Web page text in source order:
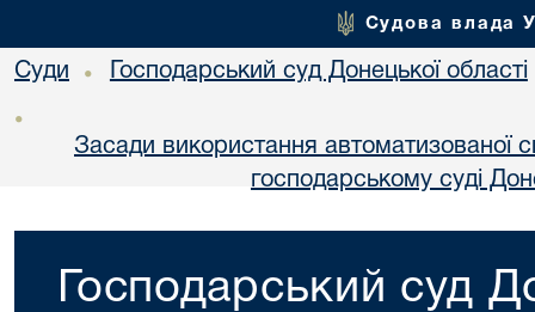
Судова влада
Суди • Господарський суд Донецької області
•
Засади використання автоматизованої
господарському суді
Господарський суд